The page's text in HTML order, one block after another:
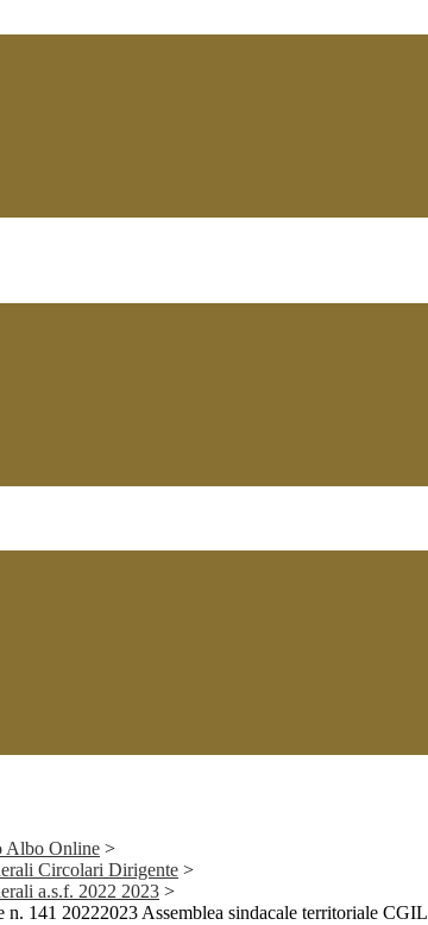
Albo Online >
Circolari Dirigente >
a.s.f. 2022 2023 >
n. 141 20222023 Assemblea sindacale territoriale CGIL